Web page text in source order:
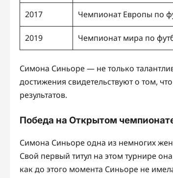
2017 Чемпионат Европы по
2019 Чемпионат мира по
Симона Синьоре — не только
достижения свидетельствуют о том,
результатов.
Победа на Открытом
Симона Синьоре одна из немногих
Свой первый титул на этом турнире
как до этого момента Синьоре не